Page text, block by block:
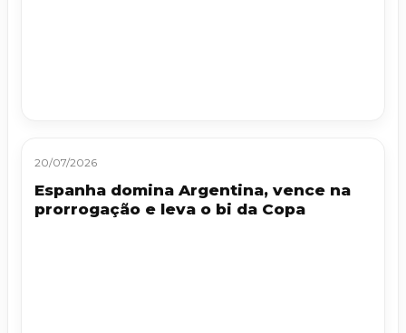
20/07/2026
Espanha domina Argentina, vence na
prorrogação e leva o bi da Copa